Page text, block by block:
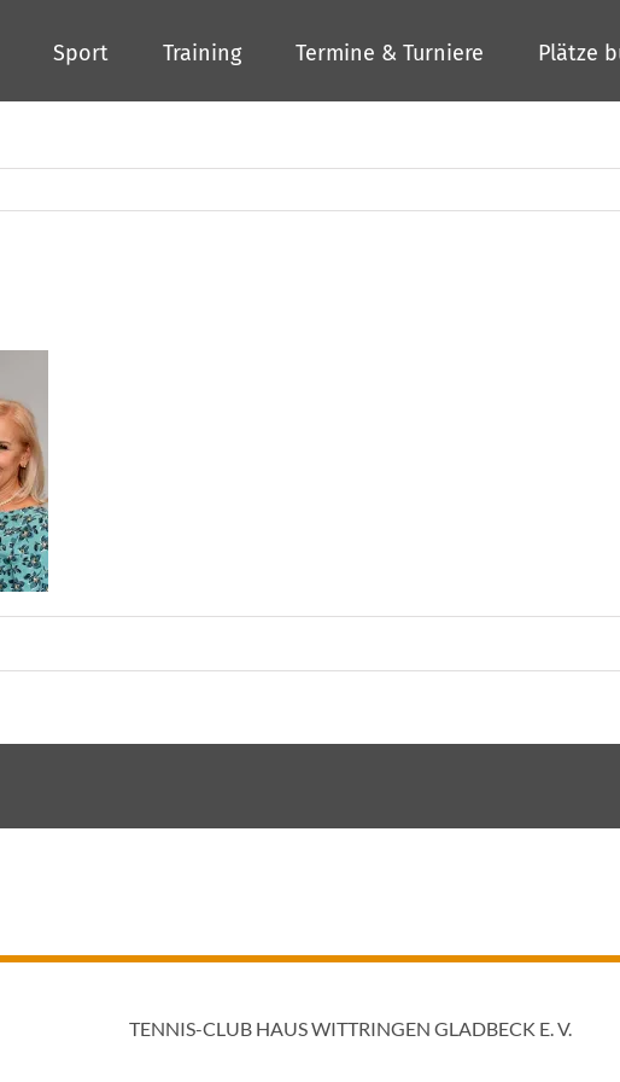
Sport Training Termine & Turniere Plätze
TENNIS-CLUB HAUS WITTRINGEN GLADBECK E. V.